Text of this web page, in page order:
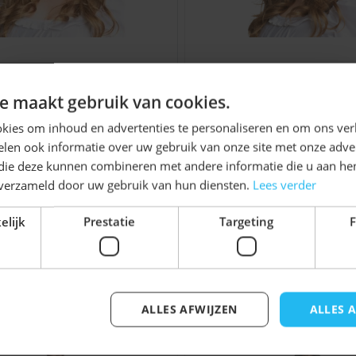
Niet op voorraad € 5,99
iets voor u zijn!
met de tabtoets. U kunt de carrousel overslaan
maakt gebruik van cookies.
om inhoud en advertenties te personaliseren en om ons
ook informatie over uw gebruik van onze site met onze
deze kunnen combineren met andere informatie die u aan
door uw gebruik van hun diensten. Lees verder
Prestatie Targeting
ALLES
ALLES AFWIJZEN
Ontvang5%
KORTING!
Schrijf je nu in voor de nieuwsbrief en ontvang toegang
tot exclusieve kortingen!
Voor- en achternaam
Inschrijven